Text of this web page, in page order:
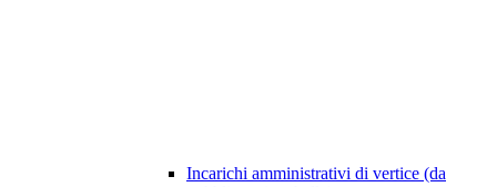
Incarichi amministrativi di vertice (da